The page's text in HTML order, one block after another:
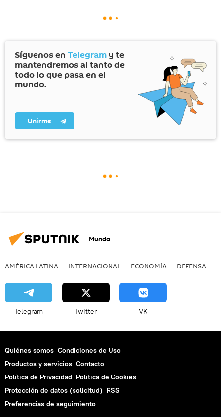
Síguenos en Telegram y te
mantendremos al tanto de
todo lo que pasa en el
mundo.
Unirme
Mundo
AMÉRICA LATINA INTERNACIONAL ECONOMÍA DEFENSA
Telegram Twitter VK
Quiénes somos Condiciones de Uso
Productos y servicios Contacto
Política de Privacidad Politica de Cookies
Protección de datos (solicitud) RSS
Preferencias de seguimiento